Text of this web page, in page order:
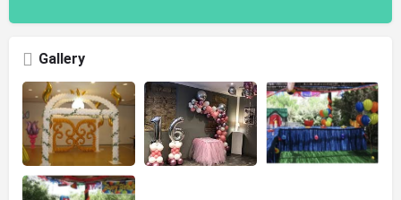
Gallery